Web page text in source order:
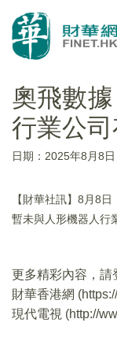
奧飛數
行業公
日期：2025年8月8
【財華社訊】8月8
暫未與人形機器人行
更多精彩內容，請
財華香港網 (
現代電視 (http://